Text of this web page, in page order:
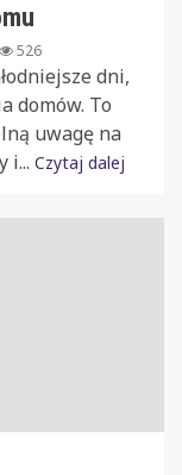
526
dni,
domów. To
uwagę na
i... Czytaj dalej